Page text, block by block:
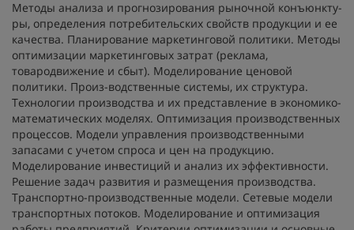
Методы анализа и прогнозирования рыночной конъюнкту-
ры, определения потребительских свойств продукции и ее
качества. Планирование маркетинговой политики. Методы
оптимизации маркетинговых затрат (реклама,
товародвижение и сбыт). Моделирование ценовой
политики. Произ-водственные системы, их структура.
Технологии производства и их представление в экономико-
математических моделях. Оптимизация производственных
процессов. Модели управления производственными
запасами с учетом спроса и цен на продукцию.
Моделирование инвестиций и анализ их эффективности.
Решение задач развития и размещения производства.
Транспортно-производственные модели. Сетевые модели
транспортных потоков. Моделирование и оптимизация